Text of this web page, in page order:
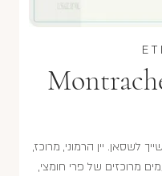
לשסאן. יין הרמוני, מרוכז,
מרוכזים של פרי חומצי,